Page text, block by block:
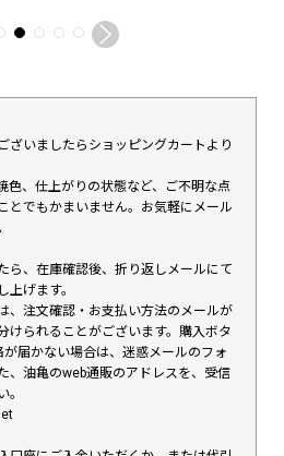
ざいましたらショッピングカートより
色、仕上がりの状態など、ご不明な点
とでもかまいません。お気軽にメール
ら、在庫確認後、折り返しメールにて
上げます。
、注文確認・お支払い方法のメールが
けられることがございます。購入ボタ
届かない場合は、迷惑メールのフォ
、油亀のweb通販のアドレスを、受信
。